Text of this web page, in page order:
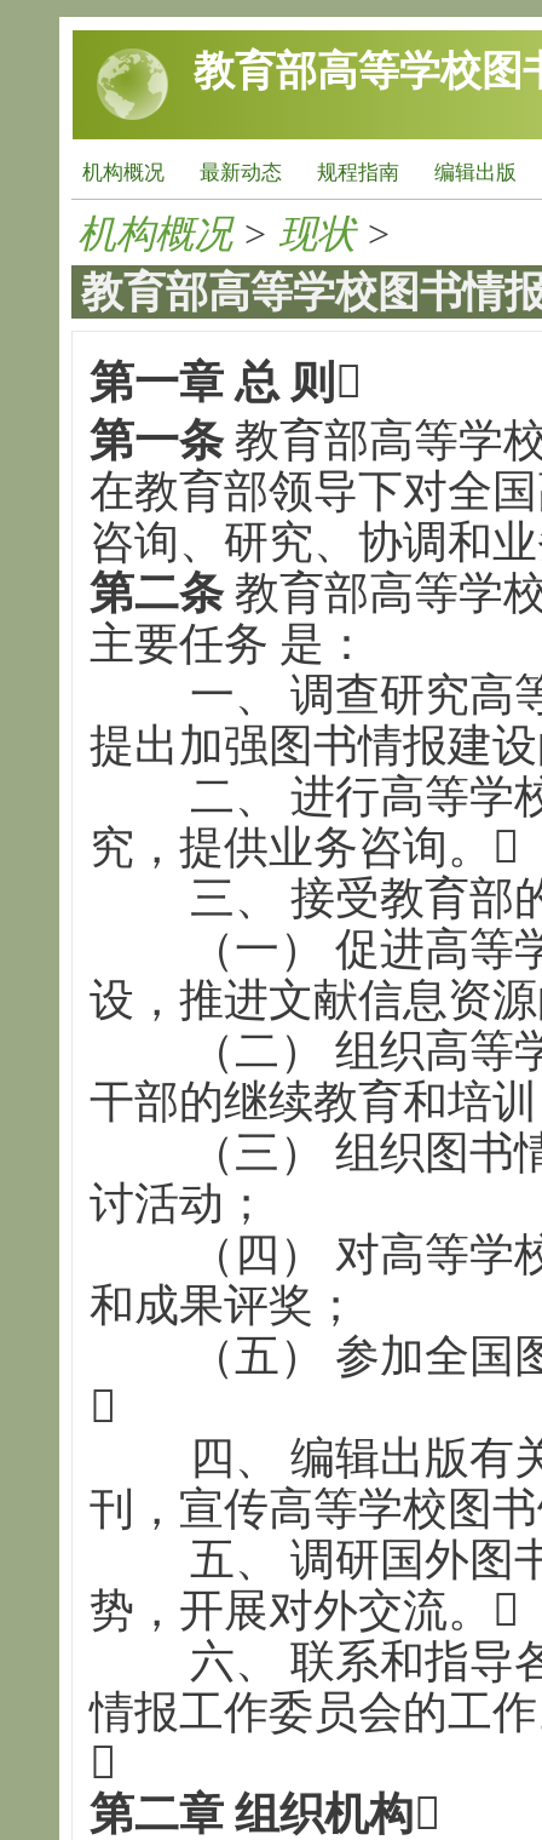
跳转到主要内容
教育部高等学校图
机构概况 最新动态 规程指南 编辑出版
机构概况> 现状>
教育部高等学校图书情
第一章 总 则 
第一条教育部高等学
在教育部领导下对全
咨询、研究、协调和
第二条教育部高等学
主要任务 是：
一、 调查研究高等
提出加强图书情报建
二、 进行高等学校
究，提供业务
三、 接受教育部
（一） 促进高等学
设，推进文献信息资
（二） 组织高等学
干部的继续教育和培
（三） 组织图书情
讨活动；
（四） 对高等学校
和成果评奖；
（五） 参加全国图

四、 编辑出版有关
刊，宣传高等学校图
五、 调研国外图书
势，开展对外交流。
六、 联系和指导各
情报工作委员会的工

第二章 组织机构